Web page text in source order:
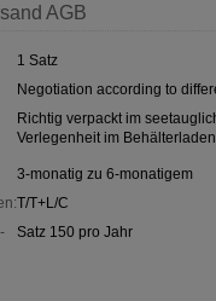
AGB
1 Satz
Negotiation according to
Richtig verpackt im
Verlegenheit im Behälterladen
3-monatig zu 6-monatigem
T/T+L/C
Satz 150 pro Jahr